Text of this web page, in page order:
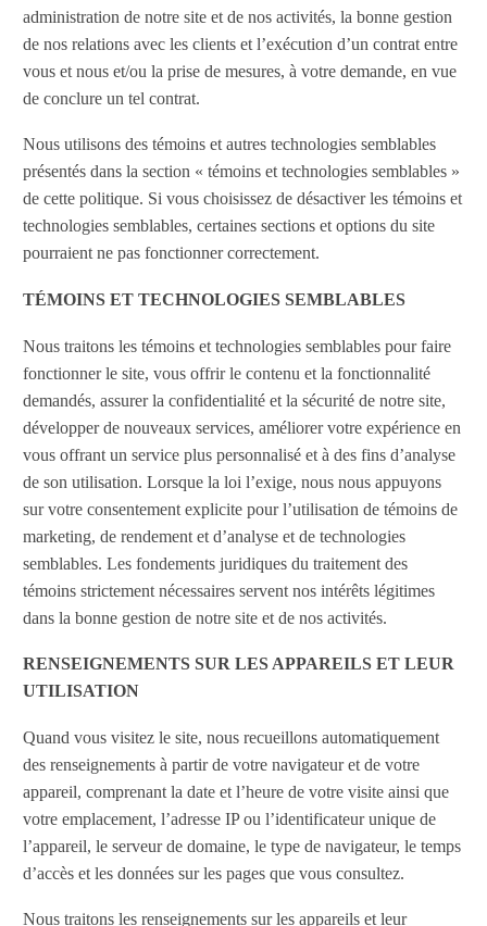
administration de notre site et de nos activités, la bonne gestion
de nos relations avec les clients et l’exécution d’un contrat entre
vous et nous et/ou la prise de mesures, à votre demande, en vue
de conclure un tel contrat.
Nous utilisons des témoins et autres technologies semblables
présentés dans la section « témoins et technologies semblables »
de cette politique. Si vous choisissez de désactiver les témoins et
technologies semblables, certaines sections et options du site
pourraient ne pas fonctionner correctement.
TÉMOINS ET TECHNOLOGIES SEMBLABLES
Nous traitons les témoins et technologies semblables pour faire
fonctionner le site, vous offrir le contenu et la fonctionnalité
demandés, assurer la confidentialité et la sécurité de notre site,
développer de nouveaux services, améliorer votre expérience en
vous offrant un service plus personnalisé et à des fins d’analyse
de son utilisation. Lorsque la loi l’exige, nous nous appuyons
sur votre consentement explicite pour l’utilisation de témoins de
marketing, de rendement et d’analyse et de technologies
semblables. Les fondements juridiques du traitement des
témoins strictement nécessaires servent nos intérêts légitimes
dans la bonne gestion de notre site et de nos activités.
RENSEIGNEMENTS SUR LES APPAREILS ET LEUR
UTILISATION
Quand vous visitez le site, nous recueillons automatiquement
des renseignements à partir de votre navigateur et de votre
appareil, comprenant la date et l’heure de votre visite ainsi que
votre emplacement, l’adresse IP ou l’identificateur unique de
l’appareil, le serveur de domaine, le type de navigateur, le temps
d’accès et les données sur les pages que vous consultez.
Nous traitons les renseignements sur les appareils et leur